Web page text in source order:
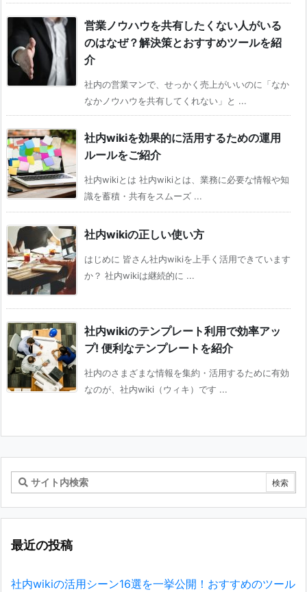
営業ノウハウを共有したくない人がいる
のはなぜ？解決策とおすすめツールを紹
介
社内の営業マンで、せっかく売上がいいのに「なか
なかノウハウを共有してくれない」と ...
社内wikiを効果的に活用するための運用
ルールをご紹介
社内wikiとは 社内wikiとは、業務に必要な情報や知
識を蓄積・共有をスムーズ ...
社内wikiの正しい使い方
はじめに 皆さん社内wikiを上手く活用できています
か？ 社内wikiは継続的に ...
社内wikiのテンプレート利用で効率アッ
プ! 便利なテンプレートを紹介
社内のさまざまな情報を集約・活用するために有効
なのが、社内wiki（ウィキ）です ...
最近の投稿
社内wikiの活用シーン16選を一挙公開！おすすめのツール